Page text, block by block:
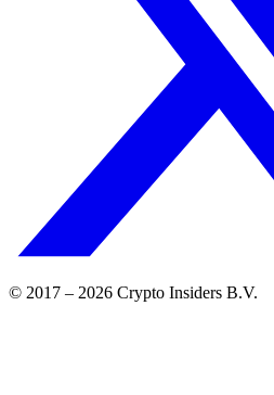
© 2017 – 2026 Crypto Insiders B.V.